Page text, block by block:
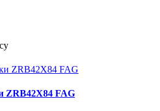
ZRB42X84 FAG